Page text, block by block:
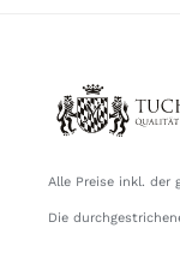
Alle Preise inkl. der
Die